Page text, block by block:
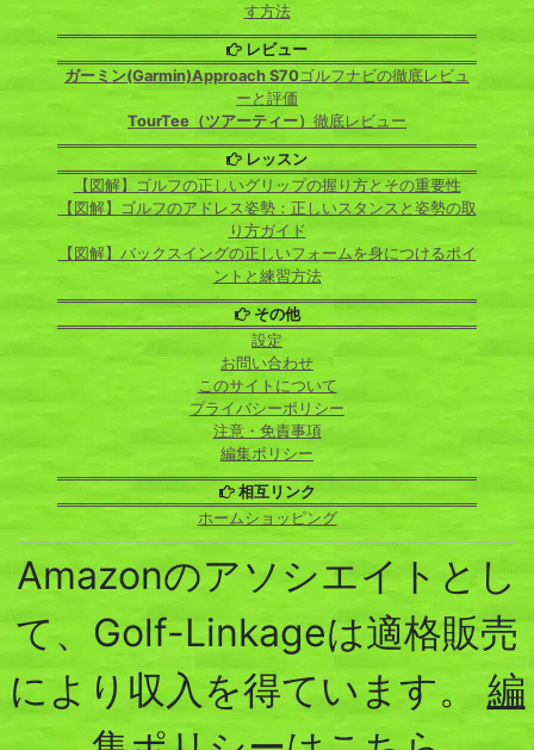
す方法
レビュー
ガーミン(Garmin)Approach S70ゴルフナビの徹底レビュ
ーと評価
TourTee（ツアーティー） 徹底レビュー
レッスン
【図解】ゴルフの正しいグリップの握り方とその重要性
【図解】ゴルフのアドレス姿勢：正しいスタンスと姿勢の取
り方ガイド
【図解】バックスイングの正しいフォームを身につけるポイ
ントと練習方法
その他
設定
お問い合わせ
このサイトについて
プライバシーポリシー
注意・免責事項
編集ポリシー
相互リンク
ホームショッピング
Amazonのアソシエイトとし
て、Golf-Linkageは適格販売
により収入を得ています。 編